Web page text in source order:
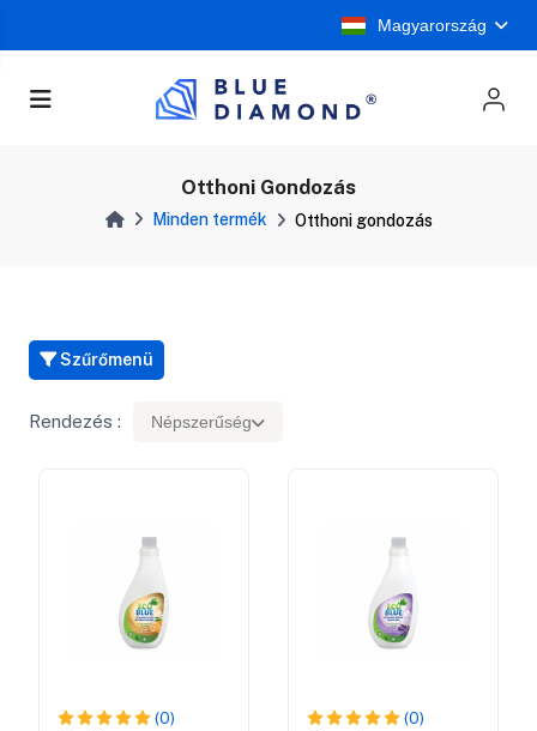
Magyarország
Otthoni Gondozás
Minden termék Otthoni gondozás
Szűrőmenü
Rendezés : Népszerűség
(0) (0)